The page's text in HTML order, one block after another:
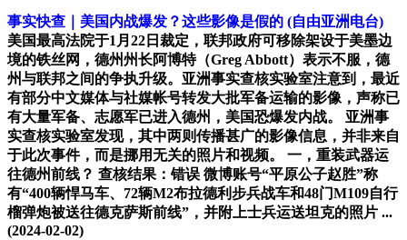
事实快查｜美国内战爆发？这些影像是假的 (自由亚洲电台)
美国最高法院于1月22日裁定，联邦政府可移除架设于美墨边
境的铁丝网，德州州长阿博特（Greg Abbott）表示不服，德
州与联邦之间的争执升级。亚洲事实查核实验室注意到，最近
有部分中文媒体与社媒帐号转发大批军备运输的影像，声称已
有大量军备、志愿军已进入德州，美国恐爆发内战。 亚洲事
实查核实验室发现，其中两则传播甚广的影像信息，并非来自
于此次事件，而是挪用无关的照片和视频。 一，重装武器运
往德州前线？ 查核结果：错误 微博账号“平原公子赵胜”称
有“400辆悍马车、72辆M2布拉德利步兵战车和48门M109自行
榴弹炮被送往德克萨斯前线”，并附上士兵运送坦克的照片 ...
(2024-02-02)